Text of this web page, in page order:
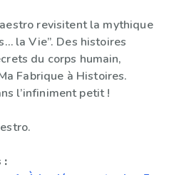
revisitent la mythique
la Vie”. Des histoires
du corps humain,
Fabrique à Histoires.
l’infiniment petit !
: